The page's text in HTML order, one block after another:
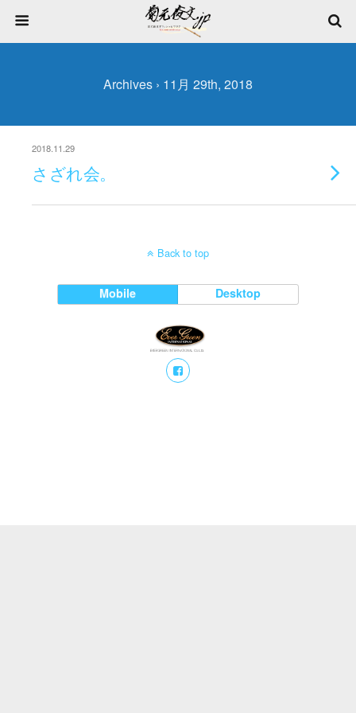
Archives › 11月 29th, 2018
2018.11.29
さざれ会。
Back to top
Mobile Desktop